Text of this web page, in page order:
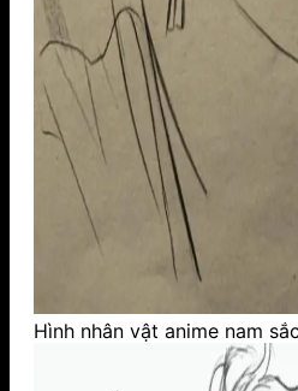
Hình nhân vật anime nam